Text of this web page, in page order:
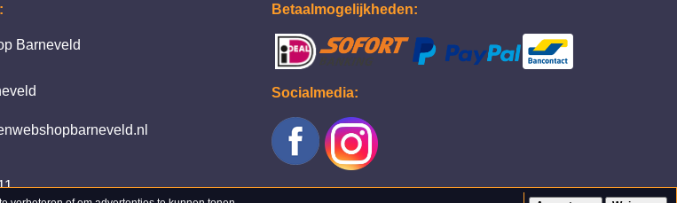
Barneveld
Betaalmogelijkheden:
Socialmedia: